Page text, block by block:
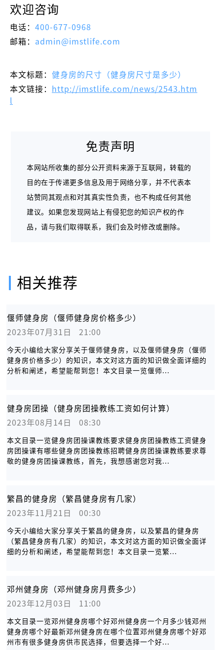
欢迎咨询
电话： 400-677-0968
邮箱： admin@imstlife.com
本文标题： 健身房的尺寸（健身房尺寸是多少）
本文链接：
http://imstlife.com/news/2543.htm
免责声明
本网站所收集的部分公开资料来源于互联网，转载的
目的在于传递更多信息及用于网络分享，并不代表本
站赞同其观点和对其真实性负责，也不构成任何其他
建议。如果您发现网站上有侵犯您的知识产权的作
品，请与我们取得联系，我们会及时修改或删除。
相关推荐
偃师健身房（偃师健身房价格多少）
2023年07月31日   21:00
今天小编给大家分享关于偃师健身房，以及偃师健身房（偃师
健身房价格多少）的知识，本文对这方面的知识做全面详细的
分析和阐述，希望能帮到您！本文目录一览偃师...
健身房团操（健身房团操教练工资如何计算）
2023年08月14日   08:30
本文目录一览健身房团操课教练要求健身房团操教练工资健身
房团操课有哪些健身房团操教练招聘健身房团操课教练要求尊
敬的健身房团操课教练，首先，我想感谢您对我...
繁昌的健身房（繁昌健身房有几家）
2023年11月21日   00:30
今天小编给大家分享关于繁昌的健身房，以及繁昌的健身房
（繁昌健身房有几家）的知识，本文对这方面的知识做全面详
细的分析和阐述，希望能帮到您！本文目录一览繁...
邓州健身房（邓州健身房月费多少）
2023年12月03日   11:00
本文目录一览邓州健身房哪个好邓州健身房一个月多少钱邓州
健身房哪个好最新邓州健身房在哪个位置邓州健身房哪个好邓
州市有很多健身房供市民选择，但要选择一个好...